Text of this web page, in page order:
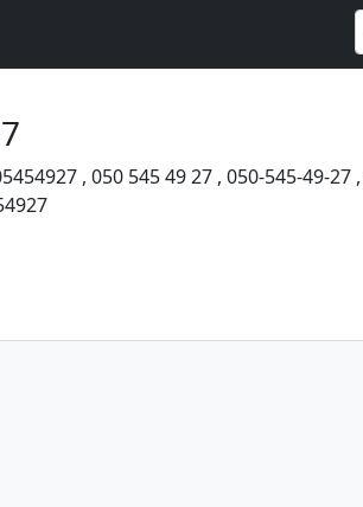
, 050 545 49 27 , 050-545-49-27 ,